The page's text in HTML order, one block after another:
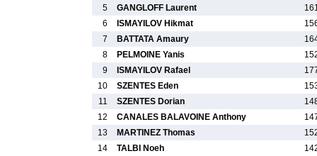
5
GANGLOFF Laurent
6
ISMAYILOV Hikmat
7
BATTATA Amaury
8
PELMOINE Yanis
9
ISMAYILOV Rafael
10
SZENTES Eden
11
SZENTES Dorian
12
CANALES BALAVOINE Anthony
13
MARTINEZ Thomas
14
TALBI Noeh